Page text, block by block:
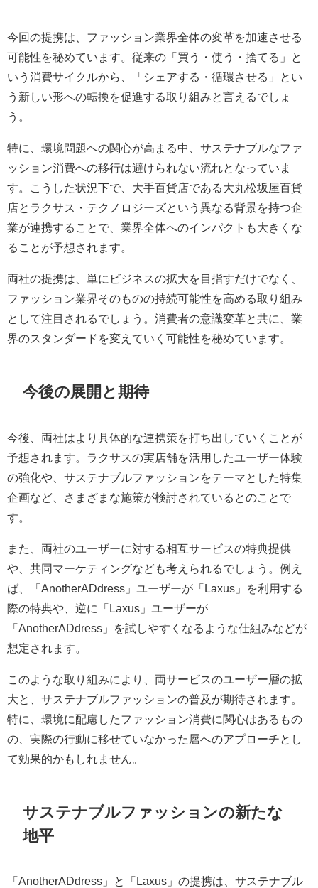
今回の提携は、ファッション業界全体の変革を加速させる
可能性を秘めています。従来の「買う・使う・捨てる」と
いう消費サイクルから、「シェアする・循環させる」とい
う新しい形への転換を促進する取り組みと言えるでしょ
う。
特に、環境問題への関心が高まる中、サステナブルなファ
ッション消費への移行は避けられない流れとなっていま
す。こうした状況下で、大手百貨店である大丸松坂屋百貨
店とラクサス・テクノロジーズという異なる背景を持つ企
業が連携することで、業界全体へのインパクトも大きくな
ることが予想されます。
両社の提携は、単にビジネスの拡大を目指すだけでなく、
ファッション業界そのものの持続可能性を高める取り組み
として注目されるでしょう。消費者の意識変革と共に、業
界のスタンダードを変えていく可能性を秘めています。
今後の展開と期待
今後、両社はより具体的な連携策を打ち出していくことが
予想されます。ラクサスの実店舗を活用したユーザー体験
の強化や、サステナブルファッションをテーマとした特集
企画など、さまざまな施策が検討されているとのことで
す。
また、両社のユーザーに対する相互サービスの特典提供
や、共同マーケティングなども考えられるでしょう。例え
ば、「AnotherADdress」ユーザーが「Laxus」を利用する
際の特典や、逆に「Laxus」ユーザーが
「AnotherADdress」を試しやすくなるような仕組みなどが
想定されます。
このような取り組みにより、両サービスのユーザー層の拡
大と、サステナブルファッションの普及が期待されます。
特に、環境に配慮したファッション消費に関心はあるもの
の、実際の行動に移せていなかった層へのアプローチとし
て効果的かもしれません。
サステナブルファッションの新たな
地平
「AnotherADdress」と「Laxus」の提携は、サステナブル